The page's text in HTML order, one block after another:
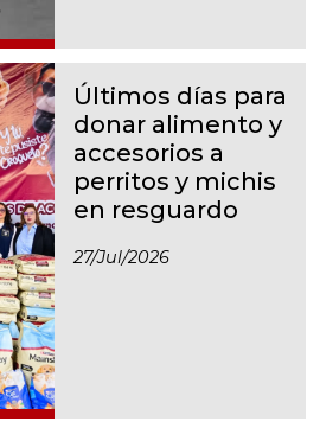
Últimos días para
donar alimento y
accesorios a
perritos y michis
en resguardo
27/jul/2026